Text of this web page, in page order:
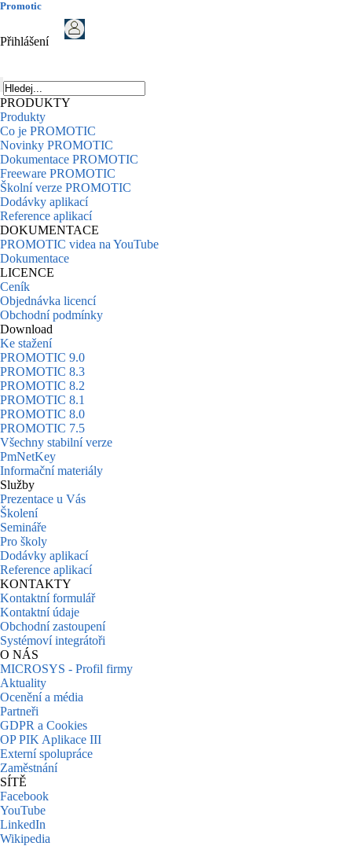
Promotic
Přihlášení
PRODUKTY
Produkty
Co je PROMOTIC
Novinky PROMOTIC
Dokumentace PROMOTIC
Freeware PROMOTIC
Školní verze PROMOTIC
Dodávky aplikací
Reference aplikací
DOKUMENTACE
PROMOTIC videa na YouTube
Dokumentace
LICENCE
Ceník
Objednávka licencí
Obchodní podmínky
Download
Ke stažení
PROMOTIC 9.0
PROMOTIC 8.3
PROMOTIC 8.2
PROMOTIC 8.1
PROMOTIC 8.0
PROMOTIC 7.5
Všechny stabilní verze
PmNetKey
Informační materiály
Služby
Prezentace u Vás
Školení
Semináře
Pro školy
Dodávky aplikací
Reference aplikací
KONTAKTY
Kontaktní formulář
Kontaktní údaje
Obchodní zastoupení
Systémoví integrátoři
O NÁS
MICROSYS - Profil firmy
Aktuality
Ocenění a média
Partneři
GDPR a Cookies
OP PIK Aplikace III
Externí spolupráce
Zaměstnání
SÍTĚ
Facebook
YouTube
LinkedIn
Wikipedia